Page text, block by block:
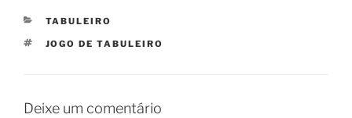
CATEGORIAS
TABULEIRO
TAGS
JOGO DE TABULEIRO
Deixe um comentário